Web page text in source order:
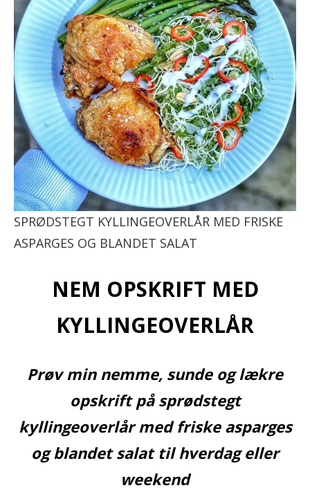
SPRØDSTEGT KYLLINGEOVERLÅR MED FRISKE
ASPARGES OG BLANDET SALAT
NEM OPSKRIFT MED
KYLLINGEOVERLÅR
Prøv min nemme, sunde og lækre
opskrift på sprødstegt
kyllingeoverlår med friske asparges
og blandet salat til hverdag eller
weekend